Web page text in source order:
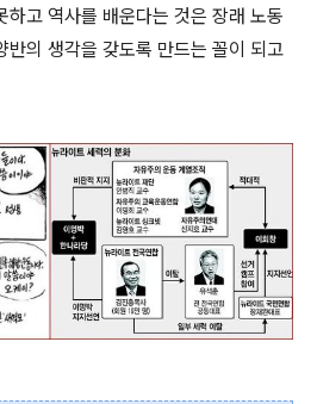
하고 역사를 배운다는 것은 장래 노동
반의 생각을 갖도록 만드는 꼴이 되고